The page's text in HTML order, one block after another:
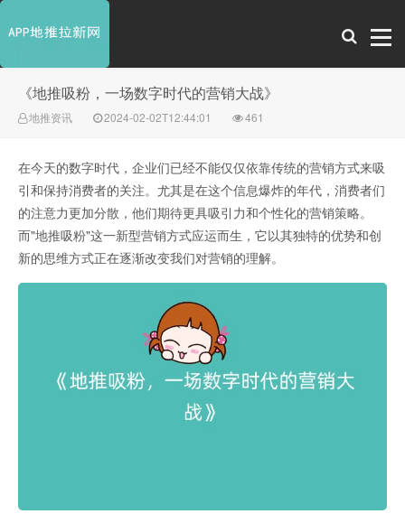
《地推吸粉，一场数字时代的营销大战》
地推资讯 2024-02-02T12:44:01 461
在今天的数字时代，企业们已经不能仅仅依靠传统的营销方式来吸
引和保持消费者的关注。尤其是在这个信息爆炸的年代，消费者们
的注意力更加分散，他们期待更具吸引力和个性化的营销策略。
而"地推吸粉"这一新型营销方式应运而生，它以其独特的优势和创
新的思维方式正在逐渐改变我们对营销的理解。